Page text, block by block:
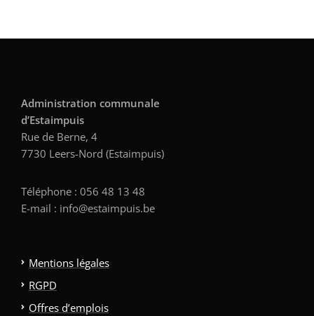
Administration communale
d’Estaimpuis
Rue de Berne, 4
7730 Leers-Nord (Estaimpuis)
Téléphone : 056 48 13 48
E-mail : info@estaimpuis.be
Mentions légales
RGPD
Offres d’emplois